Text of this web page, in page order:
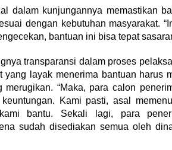
dalam kunjungannya memastikan
dengan kebutuhan masyarakat.
bantuan ini bisa tepat
transparansi dalam proses
yang layak menerima bantuan harus
“Maka, para calon
Kami pasti, asal
bantu. Sekali lagi, para
sudah disediakan semua oleh